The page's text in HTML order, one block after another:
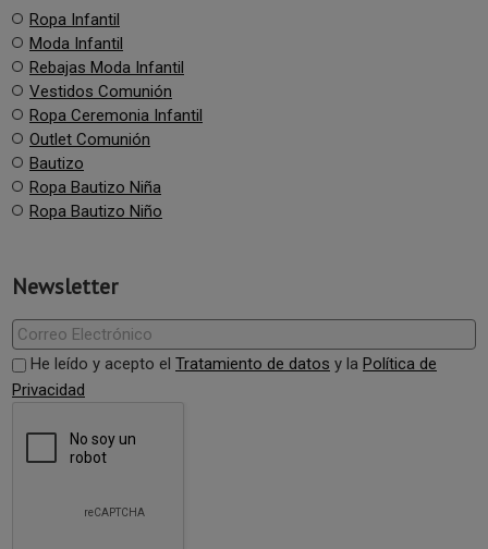
Ropa Infantil
Moda Infantil
Rebajas Moda Infantil
Vestidos Comunión
Ropa Ceremonia Infantil
Outlet Comunión
Bautizo
Ropa Bautizo Niña
Ropa Bautizo Niño
Newsletter
He leído y acepto el Tratamiento de datos y la Política de
Privacidad